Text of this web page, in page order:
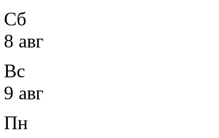
Сб
8 авг
Вс
9 авг
Пн